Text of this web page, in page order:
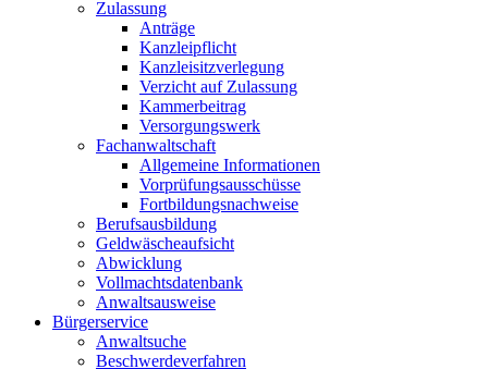
Zulassung
Anträge
Kanzleipflicht
Kanzleisitzverlegung
Verzicht auf Zulassung
Kammerbeitrag
Versorgungswerk
Fachanwaltschaft
Allgemeine Informationen
Vorprüfungsausschüsse
Fortbildungsnachweise
Berufsausbildung
Geldwäscheaufsicht
Abwicklung
Vollmachtsdatenbank
Anwaltsausweise
Bürgerservice
Anwaltsuche
Beschwerdeverfahren